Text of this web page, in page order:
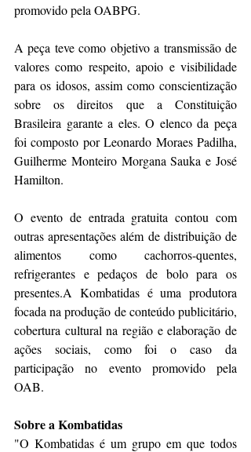
promovido pela OABPG.
A peça teve como objetivo a transmissão de
valores como respeito, apoio e visibilidade
para os idosos, assim como conscientização
sobre os direitos que a Constituição
Brasileira garante a eles. O elenco da peça
foi composto por Leonardo Moraes Padilha,
Guilherme Monteiro Morgana Sauka e José
Hamilton.
O evento de entrada gratuita contou com
outras apresentações além de distribuição de
alimentos como cachorros-quentes,
refrigerantes e pedaços de bolo para os
presentes.A Kombatidas é uma produtora
focada na produção de conteúdo publicitário,
cobertura cultural na região e elaboração de
ações sociais, como foi o caso da
participação no evento promovido pela
OAB.
Sobre a Kombatidas
"O Kombatidas é um grupo em que todos